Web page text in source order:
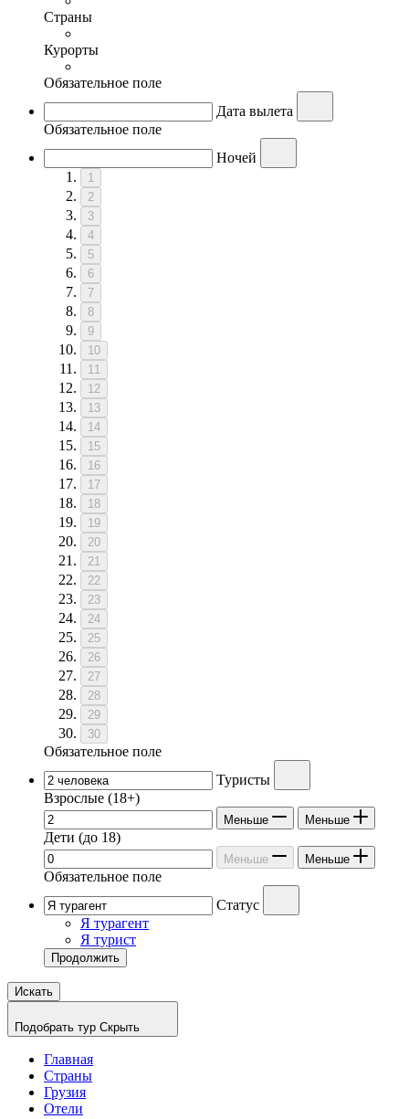
Страны
Курорты
Обязательное поле
Дата вылета
Обязательное поле
Ночей
1
2
3
4
5
6
7
8
9
10
11
12
13
14
15
16
17
18
19
20
21
22
23
24
25
26
27
28
29
30
Обязательное поле
Туристы
Взрослые (18+)
Меньше Меньше
Дети (до 18)
Меньше Меньше
Обязательное поле
Статус
Я турагент
Я турист
Продолжить
Искать
Подобрать тур Скрыть
Главная
Страны
Грузия
Отели